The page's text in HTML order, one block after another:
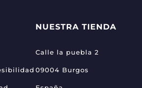
NUESTRA TIENDA
Calle la puebla 2
09004 Burgos